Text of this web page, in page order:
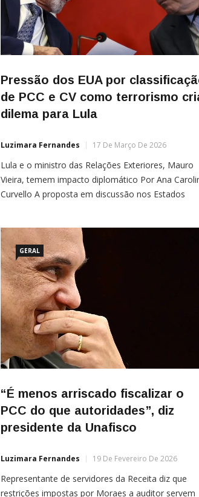
Pressão dos EUA por
de PCC e CV como terrorismo
dilema para Lula
Luzimara Fernandes 17 De Março De 2026
Lula e o ministro das Relações Exteriores, Mauro
Vieira, temem impacto diplomático Por Ana
Curvello A proposta em discussão nos Estados
terroristas colocou o governo de Luiz Inácio Lula da
Silva diante de um dilema diplomático e político. Ao
mesmo […]
GERAL
“É menos arriscado fiscalizar o
PCC do que autoridades”, diz
presidente da Unafisco
Luzimara Fernandes 19 De Fevereiro De 2026
Representante de servidores da Receita diz que
restrições impostas por Moraes a auditor servem